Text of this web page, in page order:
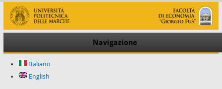
Navigazione
Italiano
English